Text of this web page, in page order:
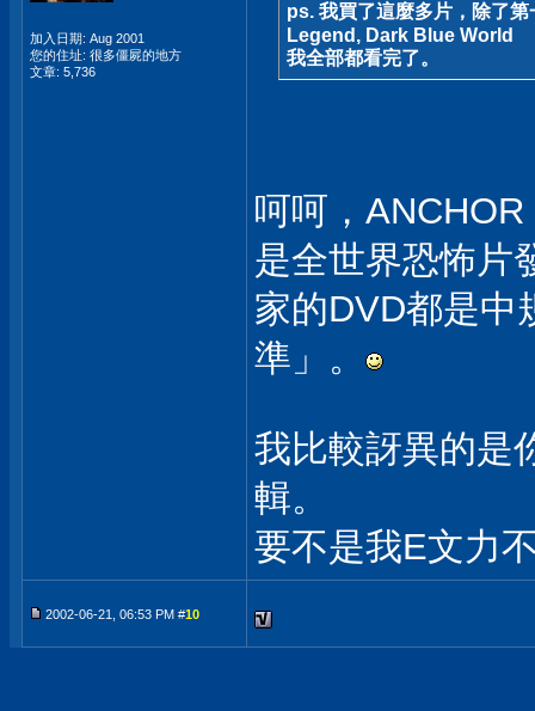
加入日期: Aug 2001
您的住址: 很多僵屍的地方
文章: 5,736
ps. 我買了這麼多片，除了第
Legend, Dark Blue World
我全部都看完了。
呵呵，
是全世界恐怖片
家的DVD都是中
準」。
我比較訝異的是
輯。
要不是我E文力
2002-06-21, 06:53 PM #10